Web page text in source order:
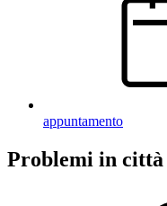
appuntamento
Problemi in città